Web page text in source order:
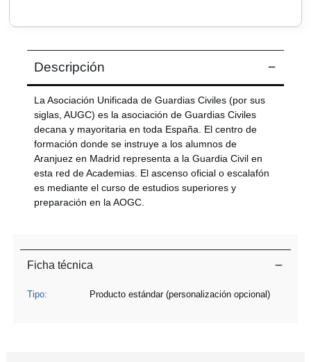
Descripción
La Asociación Unificada de Guardias Civiles (por sus
siglas, AUGC) es la asociación de Guardias Civiles
decana y mayoritaria en toda España. El centro de
formación donde se instruye a los alumnos de
Aranjuez en Madrid representa a la Guardia Civil en
esta red de Academias. El ascenso oficial o escalafón
es mediante el curso de estudios superiores y
preparación en la AOGC.
Ficha técnica
Tipo: Producto estándar (personalización opcional)